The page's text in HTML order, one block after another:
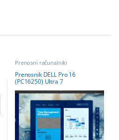
Prenosni računalniki
Prenosnik DELL Pro 16
(PC16250) Ultra 7
255U/32GB/SSD
1TB/UMA/W11Pro